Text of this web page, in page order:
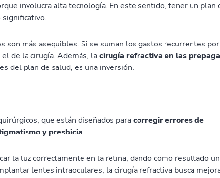
involucra alta tecnología. En este sentido, tener un plan
significativo.
son más asequibles. Si se suman los gastos recurrentes por
de la cirugía. Además, lacirugía refractiva en las
del plan de salud, es una inversión.
que están diseñados paracorregir errores de
y presbicia.
la luz correctamente en la retina, dando como resultado
lentes intraoculares, la cirugía refractiva busca